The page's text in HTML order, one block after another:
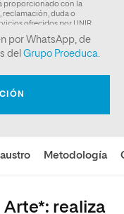
Metodología
realiza